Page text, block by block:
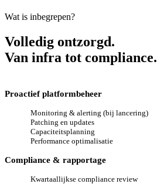
Wat is inbegrepen?
Volledig ontzorgd.
Van infra tot compliance.
Proactief platformbeheer
Monitoring & alerting (bij lancering)
Patching en updates
Capaciteitsplanning
Performance optimalisatie
Compliance & rapportage
Kwartaallijkse compliance review